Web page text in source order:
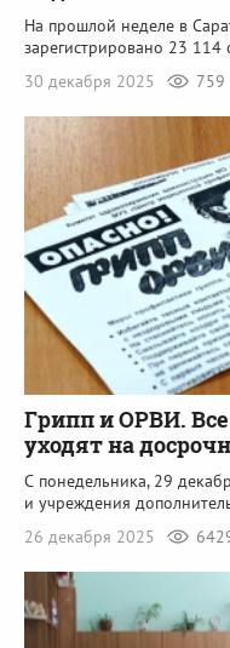
На прошлой неделе в
зарегистрировано 23 114
30 декабря 2025
759
Грипп и ОРВИ.
уходят на
С понедельника, 29
и учреждения
26 декабря 2025